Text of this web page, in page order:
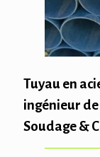
Tuyau en
ingénieur
Soudage &